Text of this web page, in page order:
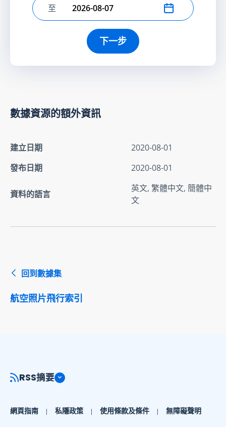
選擇結束日期
至
下一步
數據資源的額外資訊
建立日期
2020-08-01
發布日期
2020-08-01
資料的語言
英文, 繁體中文, 簡體中
文
回到數據集
航空照片飛行索引
RSS摘要
網頁指南 私隱政策 使用條款及條件 無障礙聲明